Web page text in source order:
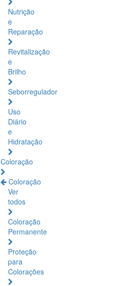
Nutrição
e
Reparação
Revitalização
e
Brilho
Seborregulador
Uso
Diário
e
Hidratação
Coloração
Coloração
Ver
todos
Coloração
Permanente
Proteção
para
Colorações